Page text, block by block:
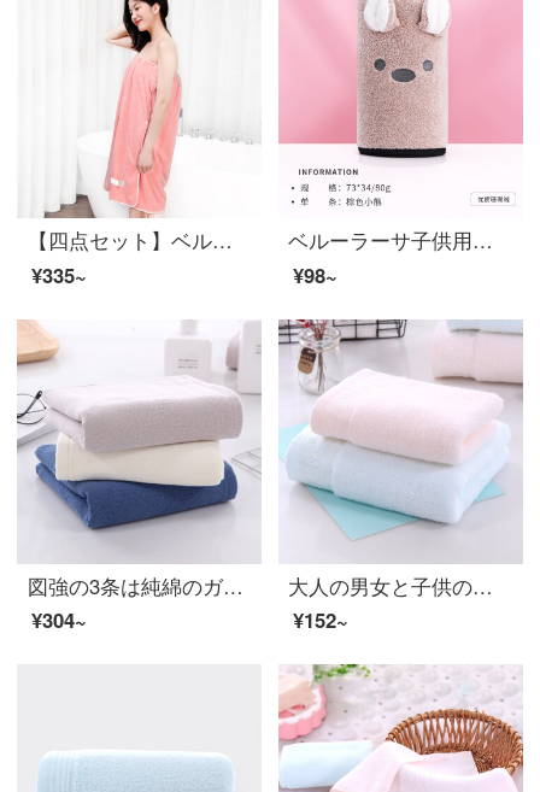
【四点セット】ベルーラバスタオル女性は、家庭用のバスタオルにくるむことができます。胸には、大人のバスローブにタオルを巻いて吸水速乾可愛いタオルバスタオルタオルタオルタオルタオルタオルタオルタオルと浴衣の乾かした髪と帽子と髪にはロマンティックなピンクが付いています。【バスタブスカート】
¥335~
ベルーラーサ子供用タオルサンゴの绒速乾吸水クリーナーの男女の厚いフェイスタオルを追加しました。
¥98~
図強の3条は純綿のガーゼのタオルの両面を詰めて、家庭用の柔らかい吸水大人の子供の綿の顔のタオルの米+青+灰の33*73 cmを詰めます。
¥304~
大人の男女と子供の柔らかい吸水綿1タオル+1子供用ナプキン家庭親子セット大人用タオル青+子供用ナプキン
¥152~